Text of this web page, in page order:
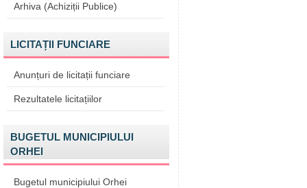
Arhiva (Achiziții Publice)
LICITAȚII FUNCIARE
Anunțuri de licitații funciare
Rezultatele licitațiilor
BUGETUL MUNICIPIULUI
ORHEI
Bugetul municipiului Orhei